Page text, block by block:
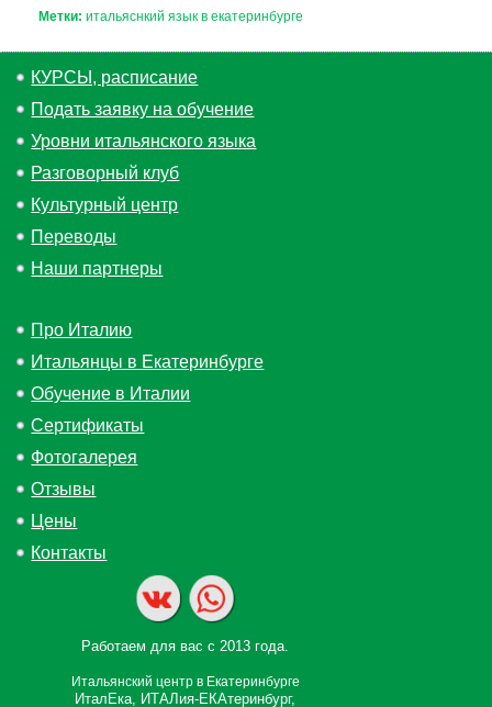
Метки:итальяснкий язык в екатеринбурге
КУРСЫ, расписание
Подать заявку на обучение
Уровни итальянского языка
Разговорный клуб
Культурный центр
Переводы
Наши партнеры
Про Италию
Итальянцы в Екатеринбурге
Обучение в Италии
Сертификаты
Фотогалерея
Отзывы
Цены
Контакты
Работаем для вас с 2013 года.
Итальянский центр в Екатеринбурге
ИталЕка, ИТАЛия-ЕКАтеринбург,